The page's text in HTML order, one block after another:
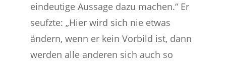
eindeutige Aussage dazu machen.“ Er
seufzte: „Hier wird sich nie etwas
ändern, wenn er kein Vorbild ist, dann
werden alle anderen sich auch so